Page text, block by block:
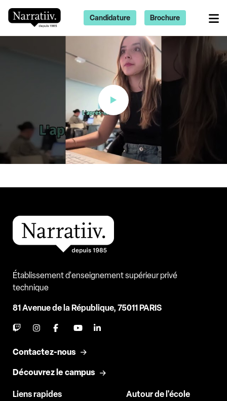
Candidature Brochure
Établissement d'enseignement supérieur privé
technique
81 Avenue de la République, 75011 PARIS
Contactez-nous
Découvrez le campus
Liens rapides Autour de l'école